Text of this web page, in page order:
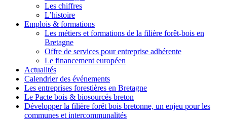
Les chiffres
L’histoire
Emplois & formations
Les métiers et formations de la filière forêt-bois en
Bretagne
Offre de services pour entreprise adhérente
Le financement européen
Actualités
Calendrier des événements
Les entreprises forestières en Bretagne
Le Pacte bois & biosourcés breton
Développer la filière forêt bois bretonne, un enjeu pour les
communes et intercommunalités